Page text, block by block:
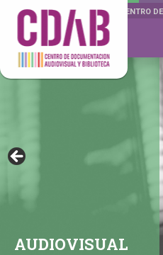
DOCUMENTA DRAMÁTICAS CENTRO
AUDIOVISUAL